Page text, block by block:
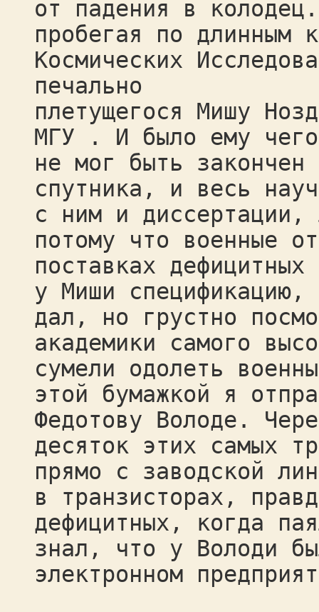
от падения в
пробегая по длинным
Космических
печально
плетущегося Мишу
МГУ . И было ему
не мог быть закончен
спутника, и весь
с ним и диссертации,
потому что военные
поставках
у Миши
дал, но грустно
академики самого
сумели одолеть
этой бумажкой я
Федотову Володе.
десяток этих самых
прямо с заводской
в транзисторах,
дефицитных, когда
знал, что у Володи
электронном